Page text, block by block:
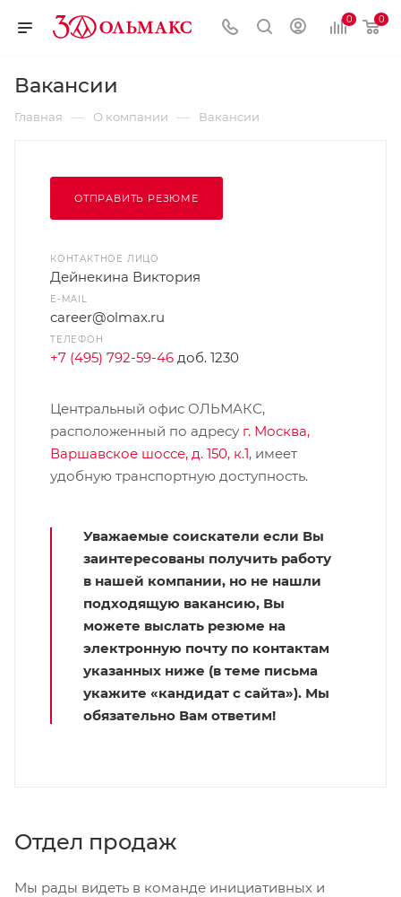
0 0
Вакансии
Главная — О компании — Вакансии
ОТПРАВИТЬ РЕЗЮМЕ
КОНТАКТНОЕ ЛИЦО
Дейнекина Виктория
E-MAIL
career@olmax.ru
ТЕЛЕФОН
+7 (495) 792-59-46 доб. 1230
Центральный офис ОЛЬМАКС,
расположенный по адресу г. Москва,
Варшавское шоссе, д. 150, к.1, имеет
удобную транспортную доступность.
Уважаемые соискатели если Вы
заинтересованы получить работу
в нашей компании, но не нашли
подходящую вакансию, Вы
можете выслать резюме на
электронную почту по контактам
указанных ниже (в теме письма
укажите «кандидат с сайта»). Мы
обязательно Вам ответим!
Отдел продаж
Мы рады видеть в команде инициативных и